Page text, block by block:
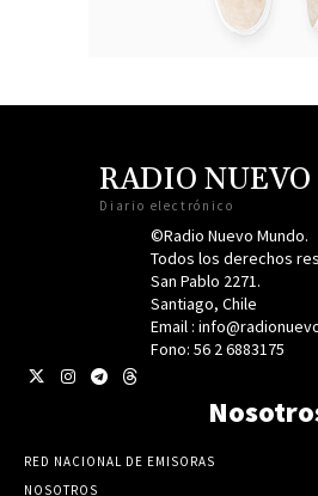
RADIO
Diario electrónico
©Radio Nuevo Mundo.
Todos los derechos
San Pablo 2271.
Santiago, Chile
Email :
Fono: 56 2 6883175
RED NACIONAL DE EMISORAS
NOSOTROS